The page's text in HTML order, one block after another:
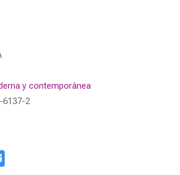
y contemporánea
6137-2